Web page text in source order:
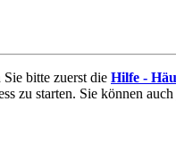
bitte zuerst die Hilfe -
zu starten. Sie können